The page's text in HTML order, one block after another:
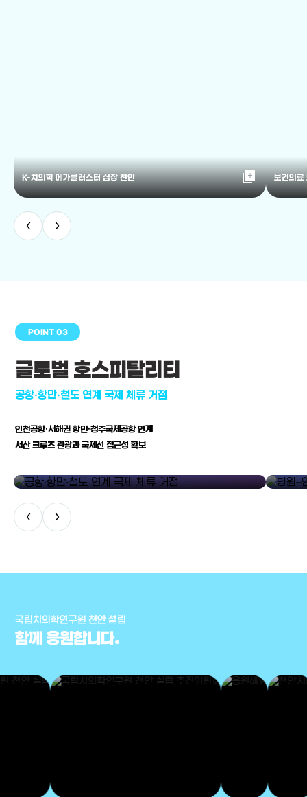
K-치의학 메가클러스터 심장 천안 library_add 보건의료
‹ ›
POINT 03
글로벌 호스피탈리티
공항·항만·철도 연계 국제 체류 거점
인천공항·서해권 항만·청주국제공항 연계
서산 크루즈 관광과 국제선 접근성 확보
‹ ›
국립치의학연구원 천안 설립
함께 응원합니다.